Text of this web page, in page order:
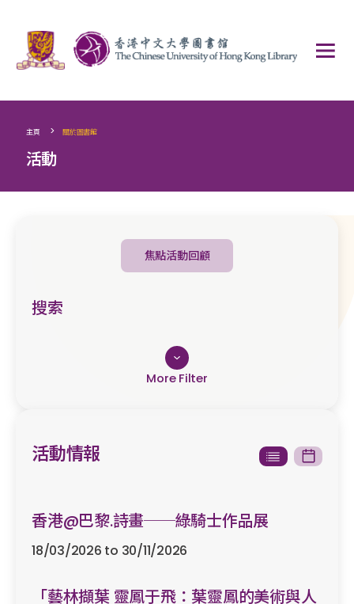
主頁 > 關於圖書館
活動
焦點活動回顧
搜索
展覽
其他
活動情報
香港@巴黎.詩畫──綠騎士作品展
18/03/2026 to 30/11/2026
「藝林擷葉 靈鳳于飛：葉靈鳳的美術與人